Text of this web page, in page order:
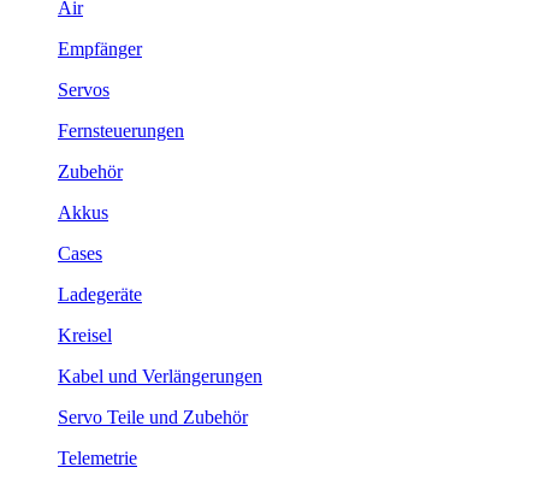
Air
Empfänger
Servos
Fernsteuerungen
Zubehör
Akkus
Cases
Ladegeräte
Kreisel
Kabel und Verlängerungen
Servo Teile und Zubehör
Telemetrie